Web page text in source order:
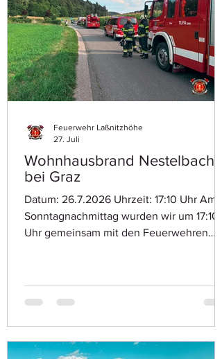
Wohnhausbrand Nestelbach
bei Graz
Datum: 26.7.2026 Uhrzeit: 17:10 Uhr Am
Sonntagnachmittag wurden wir um 17:10
Uhr gemeinsam mit den Feuerwehren
TLFA-3000 und DLK zum Einsatz aus. Vor
Wohnhausbrand handelte, sodass wir
Feuerwehr Laßnitzhöhe
27. Juli